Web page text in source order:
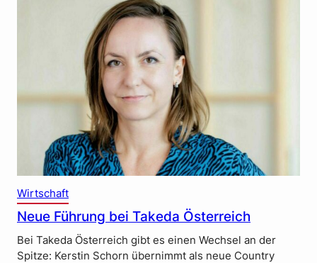
Wirtschaft
Neue Führung bei Takeda Österreich
Bei Takeda Österreich gibt es einen Wechsel an der
Spitze: Kerstin Schorn übernimmt als neue Country